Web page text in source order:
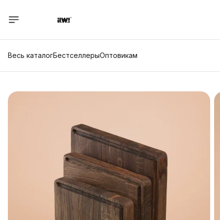
Весь каталогБестселлерыОптовикам